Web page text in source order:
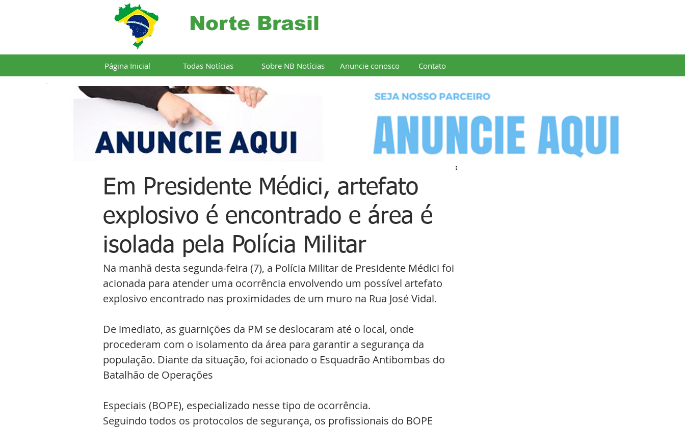
Norte Brasil
Página Inicial Todas Notícias Sobre NB Notícias Anuncie conosco Contato
Em Presidente Médici, artefato
explosivo é encontrado e área é
isolada pela Polícia Militar
Na manhã desta segunda-feira (7), a Polícia Militar de Presidente Médici foi
acionada para atender uma ocorrência envolvendo um possível artefato
explosivo encontrado nas proximidades de um muro na Rua José Vidal.
De imediato, as guarnições da PM se deslocaram até o local, onde
procederam com o isolamento da área para garantir a segurança da
população. Diante da situação, foi acionado o Esquadrão Antibombas do
Batalhão de Operações
Especiais (BOPE), especializado nesse tipo de ocorrência.
Seguindo todos os protocolos de segurança, os profissionais do BOPE